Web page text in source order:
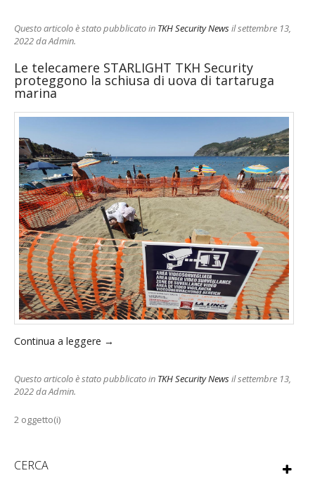
Questo articolo è stato pubblicato in TKH Security Newsil settembre 13,
2022da Admin.
Le telecamere STARLIGHT TKH Security
proteggono la schiusa di uova di tartaruga
marina
Continua a leggere →
Questo articolo è stato pubblicato in TKH Security Newsil settembre 13,
2022da Admin.
2 oggetto(i)
CERCA